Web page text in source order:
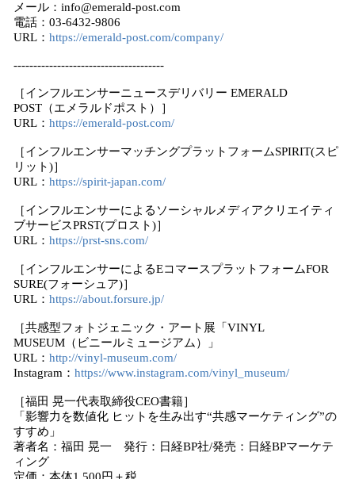
メール：info@emerald-post.com
電話：03-6432-9806
URL： https://emerald-post.com/company/
--------------------------------------
［インフルエンサーニュースデリバリー EMERALD
POST（エメラルドポスト）］
URL： https://emerald-post.com/
［インフルエンサーマッチングプラットフォームSPIRIT(スピ
リット)］
URL： https://spirit-japan.com/
［インフルエンサーによるソーシャルメディアクリエイティ
ブサービスPRST(プロスト)］
URL： https://prst-sns.com/
［インフルエンサーによるEコマースプラットフォームFOR
SURE(フォーシュア)］
URL： https://about.forsure.jp/
［共感型フォトジェニック・アート展「VINYL
MUSEUM（ビニールミュージアム）」
URL： http://vinyl-museum.com/
Instagram： https://www.instagram.com/vinyl_museum/
［福田 晃一代表取締役CEO書籍］
「影響力を数値化 ヒットを生み出す“共感マーケティング”の
すすめ」
著者名：福田 晃一 発行：日経BP社/発売：日経BPマーケテ
ィング